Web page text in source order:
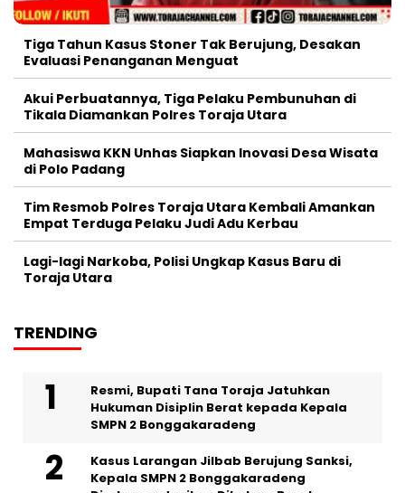
Tiga Tahun Kasus Stoner Tak Berujung, Desakan
Evaluasi Penanganan Menguat
Akui Perbuatannya, Tiga Pelaku Pembunuhan di
Tikala Diamankan Polres Toraja Utara
Mahasiswa KKN Unhas Siapkan Inovasi Desa Wisata
di Polo Padang
Tim Resmob Polres Toraja Utara Kembali Amankan
Empat Terduga Pelaku Judi Adu Kerbau
Lagi-lagi Narkoba, Polisi Ungkap Kasus Baru di
Toraja Utara
TRENDING
Resmi, Bupati Tana Toraja Jatuhkan
Hukuman Disiplin Berat kepada Kepala
SMPN 2 Bonggakaradeng
Kasus Larangan Jilbab Berujung Sanksi,
Kepala SMPN 2 Bonggakaradeng